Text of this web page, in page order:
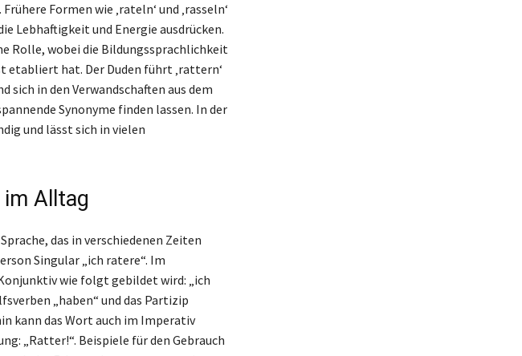
Formen wie ‚rateln‘ und ‚rasseln‘
Lebhaftigkeit und Energie ausdrücken.
Rolle, wobei die Bildungssprachlichkeit
etabliert hat. Der Duden führt ‚rattern‘
sich in den Verwandschaften aus dem
Synonyme finden lassen. In der
und lässt sich in vielen
Alltag
das in verschiedenen Zeiten
Singular „ich ratere“. Im
wie folgt gebildet wird: „ich
„haben“ und das Partizip
kann das Wort auch im Imperativ
„Ratter!“. Beispiele für den Gebrauch